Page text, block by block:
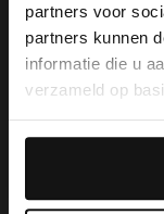
partners voor
partners kunnen
informatie die u
verzameld op
199.99It looks like
you like to
English